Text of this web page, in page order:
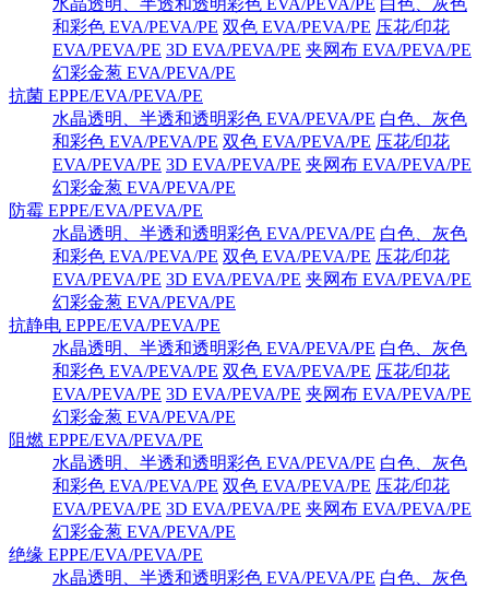
和彩色 EVA/PEVA/PE 双色 EVA/PEVA/PE 压花/印花
EVA/PEVA/PE 3D EVA/PEVA/PE 夹网布 EVA/PEVA/PE
幻彩金葱 EVA/PEVA/PE
抗菌 EPPE/EVA/PEVA/PE
水晶透明、半透和透明彩色 EVA/PEVA/PE 白色、灰色
和彩色 EVA/PEVA/PE 双色 EVA/PEVA/PE 压花/印花
EVA/PEVA/PE 3D EVA/PEVA/PE 夹网布 EVA/PEVA/PE
幻彩金葱 EVA/PEVA/PE
防霉 EPPE/EVA/PEVA/PE
水晶透明、半透和透明彩色 EVA/PEVA/PE 白色、灰色
和彩色 EVA/PEVA/PE 双色 EVA/PEVA/PE 压花/印花
EVA/PEVA/PE 3D EVA/PEVA/PE 夹网布 EVA/PEVA/PE
幻彩金葱 EVA/PEVA/PE
抗静电 EPPE/EVA/PEVA/PE
水晶透明、半透和透明彩色 EVA/PEVA/PE 白色、灰色
和彩色 EVA/PEVA/PE 双色 EVA/PEVA/PE 压花/印花
EVA/PEVA/PE 3D EVA/PEVA/PE 夹网布 EVA/PEVA/PE
幻彩金葱 EVA/PEVA/PE
阻燃 EPPE/EVA/PEVA/PE
水晶透明、半透和透明彩色 EVA/PEVA/PE 白色、灰色
和彩色 EVA/PEVA/PE 双色 EVA/PEVA/PE 压花/印花
EVA/PEVA/PE 3D EVA/PEVA/PE 夹网布 EVA/PEVA/PE
幻彩金葱 EVA/PEVA/PE
绝缘 EPPE/EVA/PEVA/PE
水晶透明、半透和透明彩色 EVA/PEVA/PE 白色、灰色